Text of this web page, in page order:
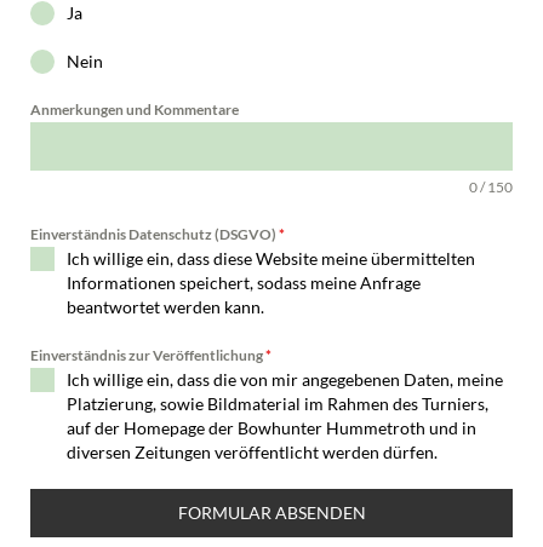
Ja
Nein
Anmerkungen und Kommentare
0 / 150
Einverständnis Datenschutz (DSGVO) *
Ich willige ein, dass diese Website meine übermittelten
Informationen speichert, sodass meine Anfrage
beantwortet werden kann.
Einverständnis zur Veröffentlichung*
Ich willige ein, dass die von mir angegebenen Daten, meine
Platzierung, sowie Bildmaterial im Rahmen des Turniers,
auf der Homepage der Bowhunter Hummetroth und in
diversen Zeitungen veröffentlicht werden dürfen.
FORMULAR ABSENDEN